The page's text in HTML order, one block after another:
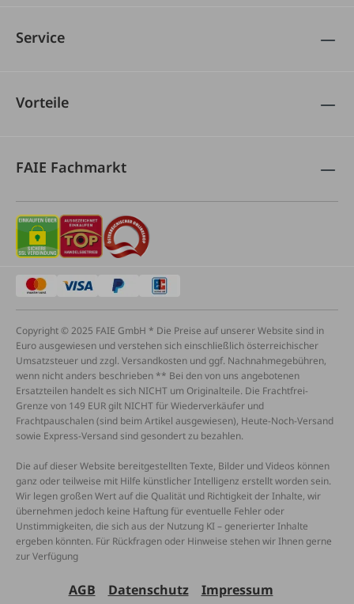
Service
Vorteile
FAIE Fachmarkt
Copyright © 2025 FAIE GmbH * Die Preise auf unserer Website sind in
Euro ausgewiesen und verstehen sich einschließlich österreichischer
Umsatzsteuer und zzgl. Versandkosten und ggf. Nachnahmegebühren,
wenn nicht anders beschrieben ** Bei den von uns angebotenen
Ersatzteilen handelt es sich NICHT um Originalteile. Die Frachtfrei-
Grenze von 149 EUR gilt NICHT für Wiederverkäufer und
Frachtpauschalen (sind beim Artikel ausgewiesen), Heute-Noch-Versand
sowie Express-Versand sind gesondert zu bezahlen.
Die auf dieser Website bereitgestellten Texte, Bilder und Videos können
ganz oder teilweise mit Hilfe künstlicher Intelligenz erstellt worden sein.
Wir legen großen Wert auf die Qualität und Richtigkeit der Inhalte, wir
übernehmen jedoch keine Haftung für eventuelle Fehler oder
Unstimmigkeiten, die sich aus der Nutzung KI – generierter Inhalte
ergeben könnten. Für Rückfragen oder Hinweise stehen wir Ihnen gerne
zur Verfügung
AGB Datenschutz Impressum